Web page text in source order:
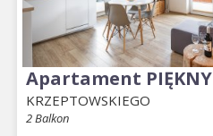
Apartament PIĘKNY
KRZEPTOWSKIEGO
2 Balkon